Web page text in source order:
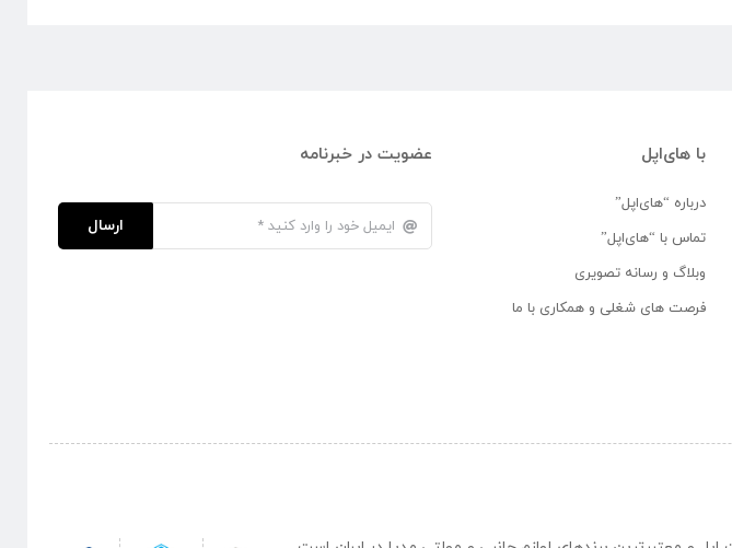
با های‌اپل
درباره “های‌اپل”
تماس با “های‌اپل”
وبلاگ و رسانه تصویری
فرصت های شغلی و همکاری با ما
عضویت در خبرنامه
ارسال